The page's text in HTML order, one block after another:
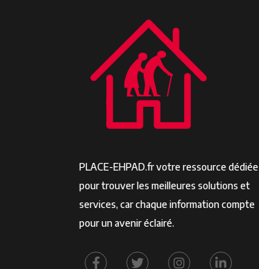
PLACE-EHPAD.fr votre ressource dédiée
pour trouver les meilleures solutions et
services, car chaque information compte
pour un avenir éclairé.